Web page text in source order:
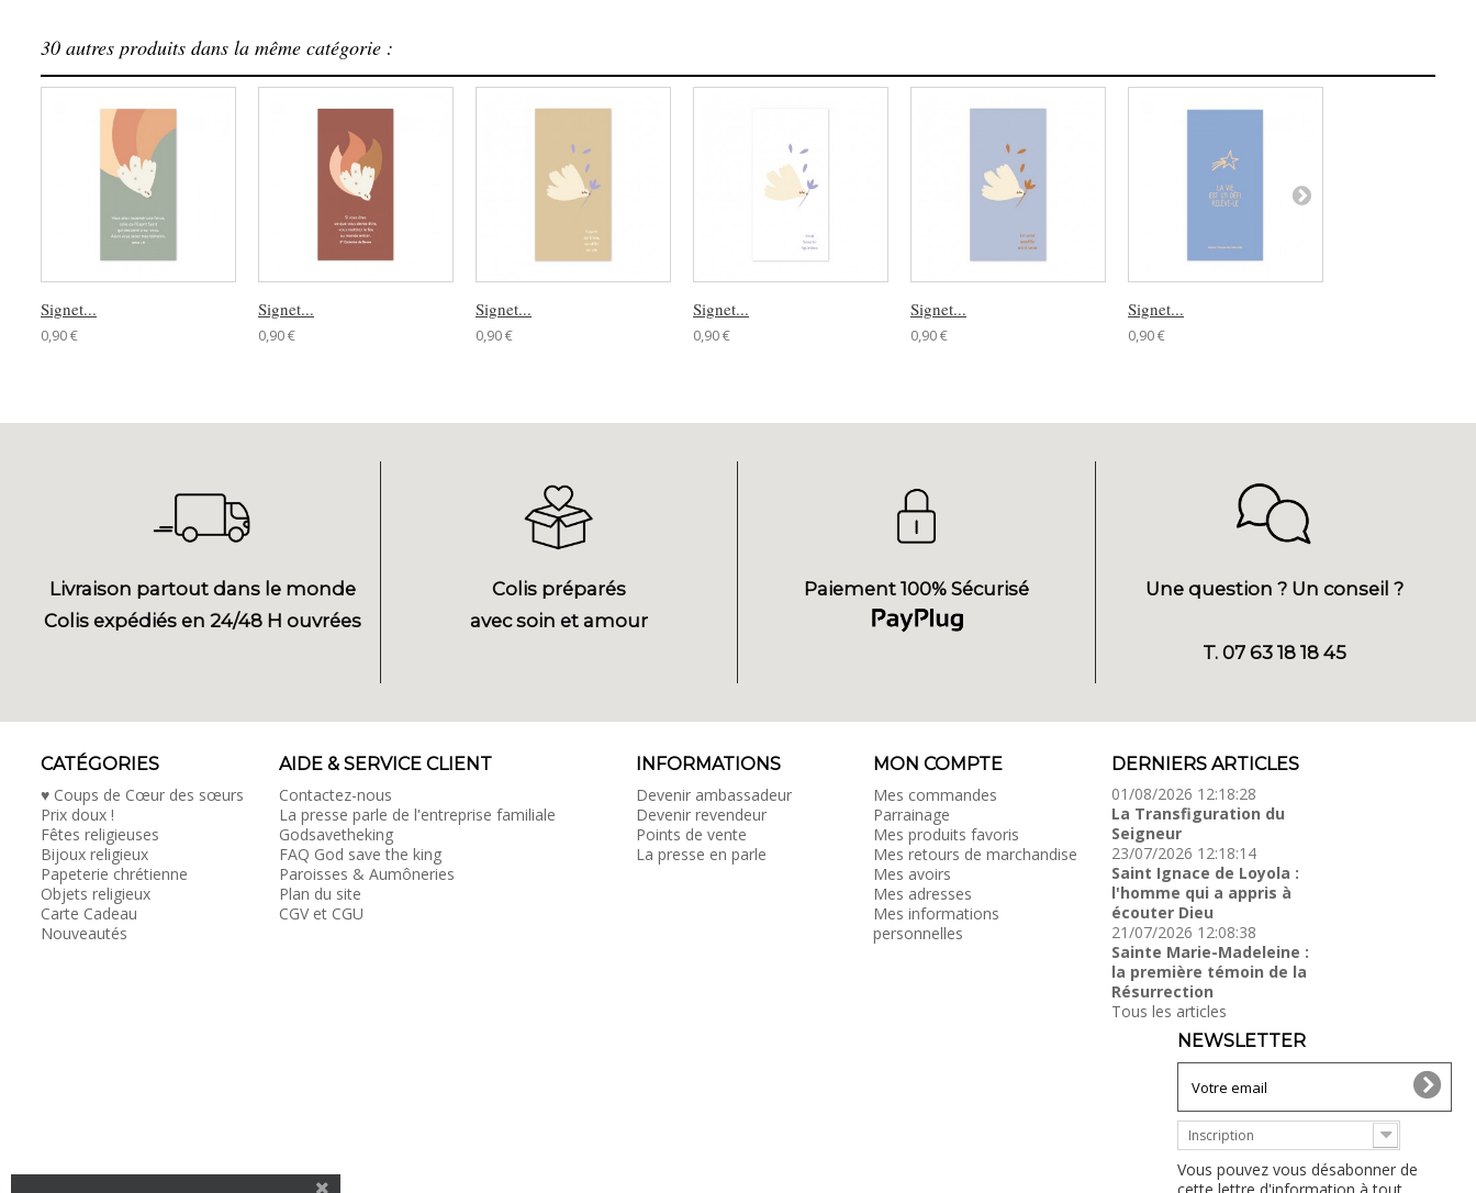
30 autres produits dans la même catégorie :
Signet...
0,90 €
Signet...
0,90 €
Signet...
0,90 €
Signet...
0,90 €
Signet...
0,90 €
Signet...
0,90 €
Livraison partout dans le monde
Colis expédiés en 24/48 H ouvrées
Colis préparés
avec soin et amour
Paiement 100% Sécurisé Une question ? Un conseil ?
T. 07 63 18 18 45
CATÉGORIES
♥ Coups de Cœur des sœurs
Prix doux !
Fêtes religieuses
Bijoux religieux
Papeterie chrétienne
Objets religieux
Carte Cadeau
Nouveautés
AIDE & SERVICE CLIENT
Contactez-nous
La presse parle de l'entreprise familiale
Godsavetheking
FAQ God save the king
Paroisses & Aumôneries
Plan du site
CGV et CGU
INFORMATIONS
Devenir ambassadeur
Devenir revendeur
Points de vente
La presse en parle
MON COMPTE
Mes commandes
Parrainage
Mes produits favoris
Mes retours de marchandise
Mes avoirs
Mes adresses
Mes informations
personnelles
DERNIERS ARTICLES
01/08/2026 12:18:28
La Transfiguration du
Seigneur
23/07/2026 12:18:14
Saint Ignace de Loyola :
l'homme qui a appris à
écouter Dieu
21/07/2026 12:08:38
Sainte Marie-Madeleine :
la première témoin de la
Résurrection
Tous les articles
NEWSLETTER
Inscription
Vous pouvez vous désabonner de